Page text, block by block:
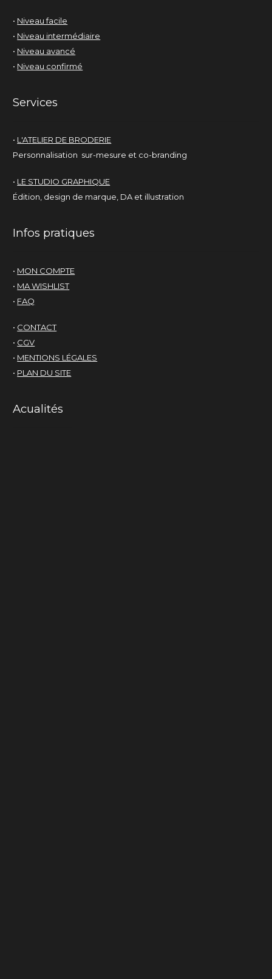
• Niveau facile
• Niveau intermédiaire
• Niveau avancé
• Niveau confirmé
Services
• L'ATELIER DE BRODERIE
Personnalisation sur-mesure et co-branding
• LE STUDIO GRAPHIQUE
Édition, design de marque, DA et illustration
Infos pratiques
• MON COMPTE
• MA WISHLIST
• FAQ
• CONTACT
• CGV
• MENTIONS LÉGALES
• PLAN DU SITE
Acualités